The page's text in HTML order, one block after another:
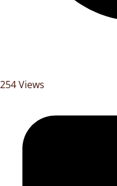
254 Views